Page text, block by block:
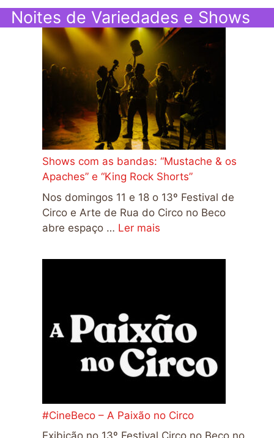
Noites de Variedades e Shows
Shows com as bandas: “Mustache & os
Apaches” e “King Rock Shorts”
Nos domingos 11 e 18 o 13º Festival de
Circo e Arte de Rua do Circo no Beco
abre espaço … Ler mais
#CineBeco – A Paixão no Circo